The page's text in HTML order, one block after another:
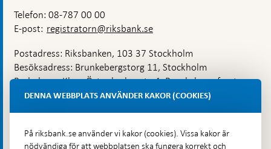
Telefon: 08-787 00 00
E-post: registratorn@riksbank.se
Postadress: Riksbanken, 103 37 Stockholm
Besöksadress: Brunkebergstorg 11, Stockholm
Budadress: Klara Östra kyrkogata 4, Brunkebergsfaret,
Lastplats 6
DENNA WEBBPLATS ANVÄNDER KAKOR (COOKIES)
På riksbank.se använder vi kakor (cookies). Vissa kakor är
nödvändiga för att webbplatsen ska fungera korrekt och